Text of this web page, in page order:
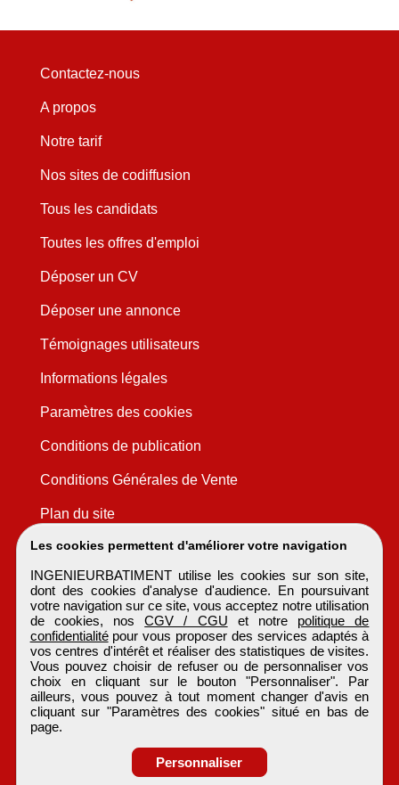
Les cookies permettent d'améliorer votre navigation
INGENIEURBATIMENT utilise les cookies sur son site,
dont des cookies d'analyse d'audience. En poursuivant
votre navigation sur ce site, vous acceptez notre utilisation
de cookies, nosCGV / CGU et notre politique de
confidentialitépour vous proposer des services adaptés à
vos centres d'intérêt et réaliser des statistiques de visites.
Vous pouvez choisir de refuser ou de personnaliser vos
choix en cliquant sur le bouton "Personnaliser". Par
ailleurs, vous pouvez à tout moment changer d'avis en
cliquant sur "Paramètres des cookies" situé en bas de
page.
Personnaliser
Contactez-nous
A propos
Notre tarif
Nos sites de codiffusion
Tous les candidats
Toutes les offres d'emploi
Déposer un CV
Déposer une annonce
Témoignages utilisateurs
Informations légales
Paramètres des cookies
Conditions de publication
Conditions Générales de Vente
Plan du site